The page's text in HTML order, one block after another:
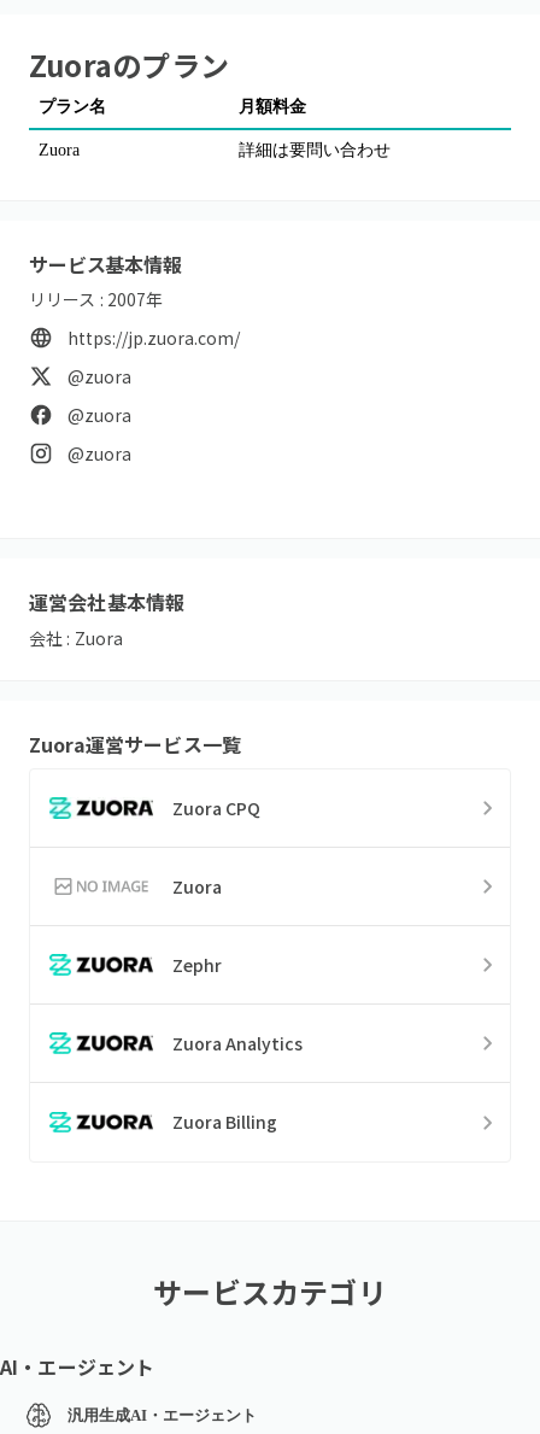
Zuoraのプラン
プラン名 月額料金
Zuora 詳細は要問い合わせ
サービス基本情報
リリース : 2007年
https://jp.zuora.com/
@zuora
@zuora
@zuora
運営会社基本情報
会社 : Zuora
Zuora運営サービス一覧
Zuora CPQ
Zuora
Zephr
Zuora Analytics
Zuora Billing
サービスカテゴリ
AI・エージェント
汎用生成AI・エージェント